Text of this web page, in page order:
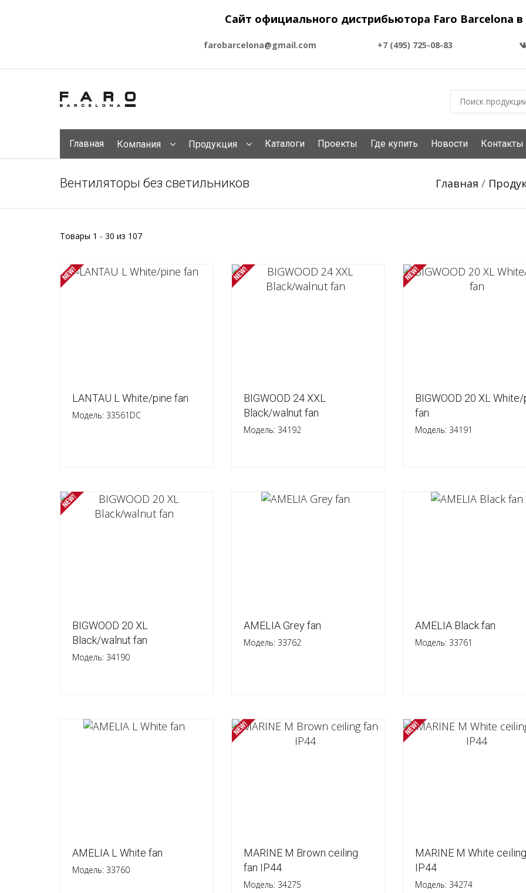
Сайт официального дистрибьютора Faro Barcelona в
farobarcelona@gmail.com +7 (495) 725-08-83
Главная Компания Продукция Каталоги Проекты Где купить Новости Контакты
Вентиляторы без светильников Главная /
Товары 1 - 30 из 107
LANTAU L White/pine fan
Модель: 33561DC
BIGWOOD 24 XXL
Black/walnut fan
Модель: 34192
BIGWOOD 20 XL
fan
Модель: 34191
BIGWOOD 20 XL
Black/walnut fan
Модель: 34190
AMELIA Grey fan
Модель: 33762
AMELIA Black fan
Модель: 33761
AMELIA L White fan
Модель: 33760
MARINE M Brown ceiling
fan IP44
Модель: 34275
MARINE M White
IP44
Модель: 34274